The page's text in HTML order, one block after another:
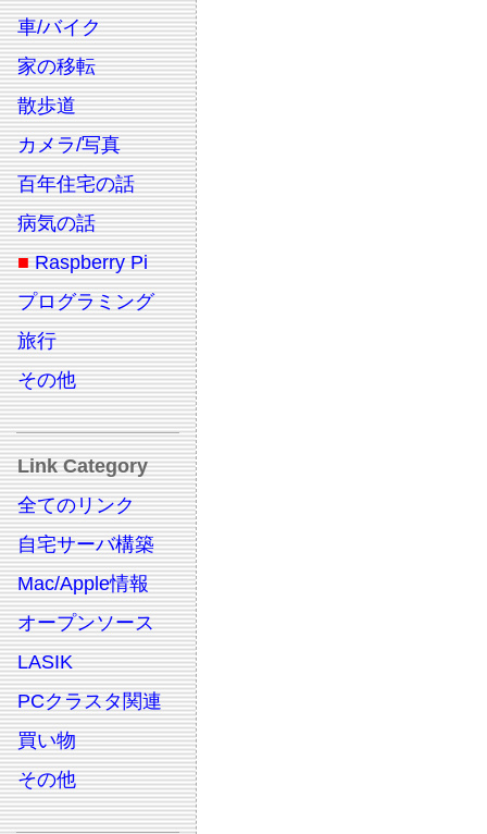
車/バイク
家の移転
散歩道
カメラ/写真
百年住宅の話
病気の話
■ Raspberry Pi
プログラミング
旅行
その他
Link Category
全てのリンク
自宅サーバ構築
Mac/Apple情報
オープンソース
LASIK
PCクラスタ関連
買い物
その他